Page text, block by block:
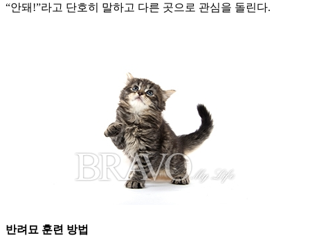
“안돼!”라고 단호히 말하고 다른 곳으로 관심을 돌린다.
반려묘 훈련 방법